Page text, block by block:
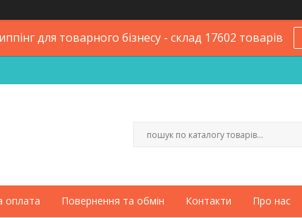
для товарного бізнесу - склад 17602 товарів
оплата Повернення та обмін Контакти Про нас